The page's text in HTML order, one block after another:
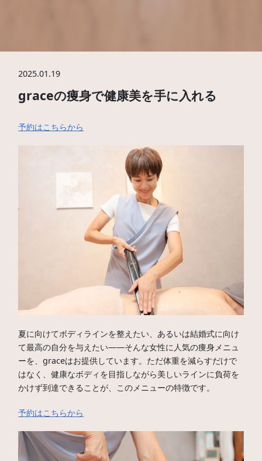
2025.01.19
graceの痩身で健康美を手に入れる
予約はこちらから
夏に向けてボディラインを整えたい、あるいは結婚式に向け
て最高の自分を与えたい——そんな女性に人気の痩身メニュ
ーを、graceはお提供しています。ただ体重を減らすだけで
はなく、健康なボディを目指しながら美しいラインに負荷を
かけず到達できることが、このメニューの特徴です。
予約はこちらから